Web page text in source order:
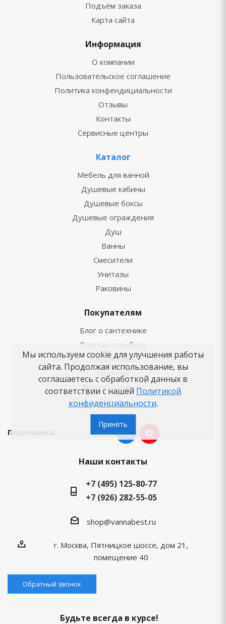
Подъём заказа
Карта сайта
Информация
О компании
Пользовательское соглашение
Политика конфендициальности
Отзывы
Контакты
Сервисные центры
Каталог
Мебель для ванной
Душевые кабины
Душевые боксы
Душевые ограждения
Душ
Ванны
Смесители
Унитазы
Раковины
Покупателям
Блог о сантехнике
Советы по выбору
Как заказать
Новости
Вопросы-ответы
Бренды
Подпишись:
Наши контакты
+7 (495) 125-80-77
+7 (926) 282-55-05
shop@vannabest.ru
г. Москва, Пятницкое шоссе, дом 21,
помещение 40
Обратный звонок
Будьте всегда в курсе!
Мы используем cookie для улучшения работы
сайта. Продолжая использование, вы
соглашаетесь с обработкой данных в
соответствии с нашей Политикой
конфиденциальности.
Принять